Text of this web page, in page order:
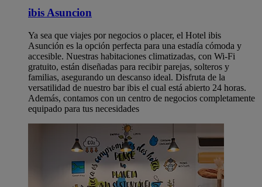
ibis Asuncion
Ya sea que viajes por negocios o placer, el Hotel ibis
Asunción es la opción perfecta para una estadía cómoda y
accesible. Nuestras habitaciones climatizadas, con Wi-Fi
gratuito, están diseñadas para recibir parejas, solteros y
familias, asegurando un descanso ideal. Disfruta de la
versatilidad de nuestro bar ibis el cual está abierto 24 horas.
Además, contamos con un centro de negocios completamente
equipado para tus necesidades